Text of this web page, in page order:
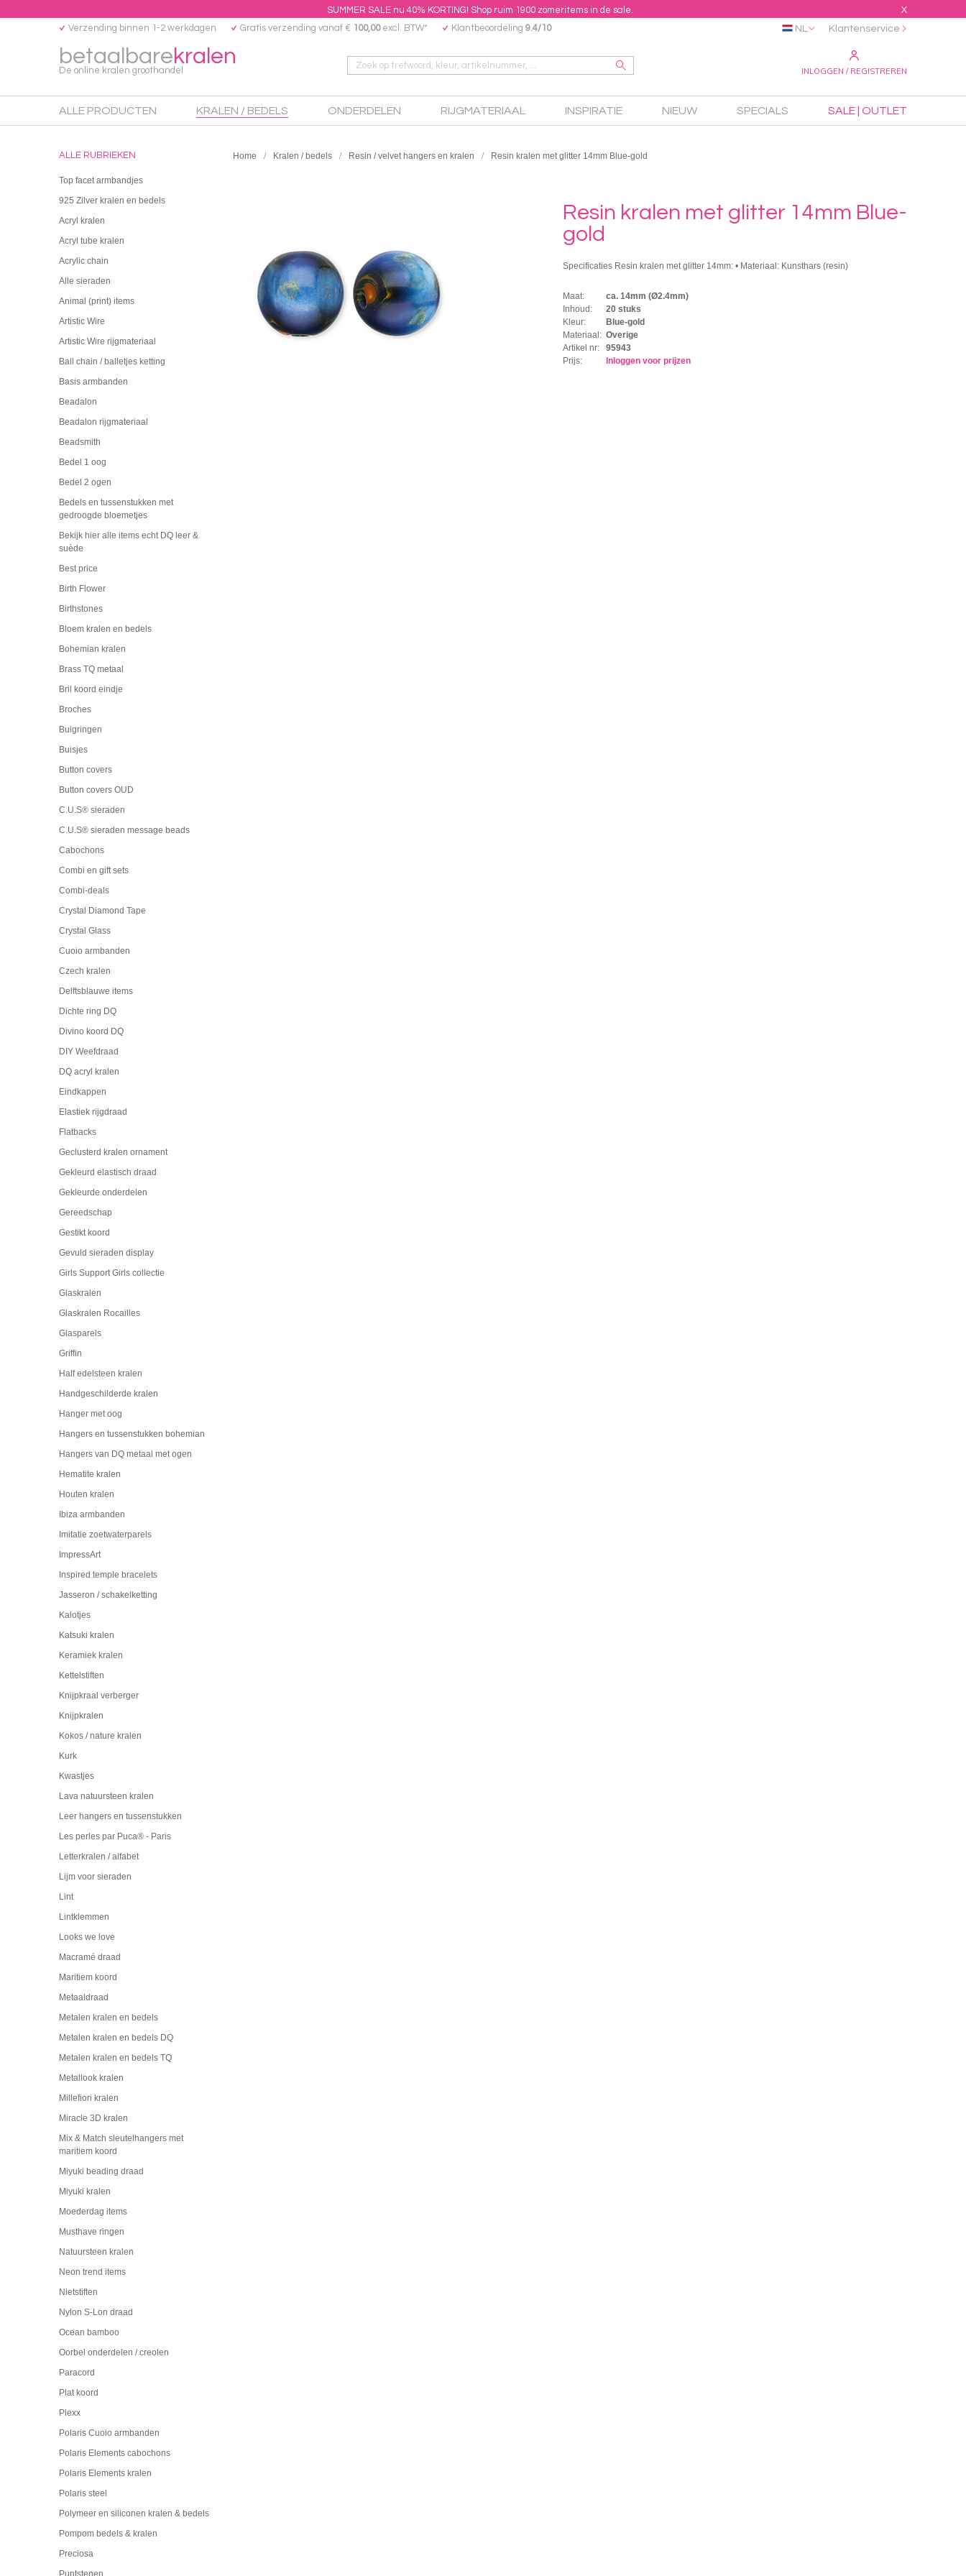
SUMMER SALE nu 40% KORTING! Shop ruim 1900 zomeritems in de sale. X
betaalbarekralen
De online kralen groothandel
Verzending binnen 1-2 werkdagen Gratis verzending vanaf € 100,00excl. BTW* Klantbeoordeling 9.4/10
INLOGGEN / REGISTREREN
NL Klantenservice
ALLE PRODUCTEN KRALEN / BEDELS ONDERDELEN RIJGMATERIAAL INSPIRATIE NIEUW SPECIALS SALE | OUTLET
ALLE RUBRIEKEN
Top facet armbandjes
925 Zilver kralen en bedels
Acryl kralen
Acryl tube kralen
Acrylic chain
Alle sieraden
Animal (print) items
Artistic Wire
Artistic Wire rijgmateriaal
Ball chain / balletjes ketting
Basis armbanden
Beadalon
Beadalon rijgmateriaal
Beadsmith
Bedel 1 oog
Bedel 2 ogen
Bedels en tussenstukken met
gedroogde bloemetjes
Bekijk hier alle items echt DQ leer &
suède
Best price
Birth Flower
Birthstones
Bloem kralen en bedels
Bohemian kralen
Brass TQ metaal
Bril koord eindje
Broches
Buigringen
Buisjes
Button covers
Button covers OUD
C.U.S® sieraden
C.U.S® sieraden message beads
Cabochons
Combi en gift sets
Combi-deals
Crystal Diamond Tape
Crystal Glass
Cuoio armbanden
Czech kralen
Delftsblauwe items
Dichte ring DQ
Divino koord DQ
DIY Weefdraad
DQ acryl kralen
Eindkappen
Elastiek rijgdraad
Flatbacks
Geclusterd kralen ornament
Gekleurd elastisch draad
Gekleurde onderdelen
Gereedschap
Gestikt koord
Gevuld sieraden display
Girls Support Girls collectie
Glaskralen
Glaskralen Rocailles
Glasparels
Griffin
Half edelsteen kralen
Handgeschilderde kralen
Hanger met oog
Hangers en tussenstukken bohemian
Hangers van DQ metaal met ogen
Hematite kralen
Houten kralen
Ibiza armbanden
Imitatie zoetwaterparels
ImpressArt
Inspired temple bracelets
Jasseron / schakelketting
Kalotjes
Katsuki kralen
Keramiek kralen
Kettelstiften
Knijpkraal verberger
Knijpkralen
Kokos / nature kralen
Kurk
Kwastjes
Lava natuursteen kralen
Leer hangers en tussenstukken
Les perles par Puca® - Paris
Letterkralen / alfabet
Lijm voor sieraden
Lint
Lintklemmen
Looks we love
Macramé draad
Maritiem koord
Metaaldraad
Metalen kralen en bedels
Metalen kralen en bedels DQ
Metalen kralen en bedels TQ
Metallook kralen
Millefiori kralen
Miracle 3D kralen
Mix & Match sleutelhangers met
maritiem koord
Miyuki beading draad
Miyuki kralen
Moederdag items
Musthave ringen
Natuursteen kralen
Neon trend items
Nietstiften
Nylon S-Lon draad
Ocean bamboo
Oorbel onderdelen / creolen
Paracord
Plat koord
Plexx
Polaris Cuoio armbanden
Polaris Elements cabochons
Polaris Elements kralen
Polaris steel
Polymeer en siliconen kralen & bedels
Pompom bedels & kralen
Preciosa
Puntstenen
Home Kralen / bedels Resin / velvet hangers en kralen Resin kralen met glitter 14mm Blue-gold
Resin kralen met glitter 14mm Blue-
gold
Specificaties Resin kralen met glitter 14mm: • Materiaal: Kunsthars (resin)
Maat:
ca. 14mm (Ø2.4mm)
Inhoud:
20 stuks
Kleur:
Blue-gold
Materiaal: Overige
Artikel nr:
95943
Prijs:
Inloggen voor prijzen